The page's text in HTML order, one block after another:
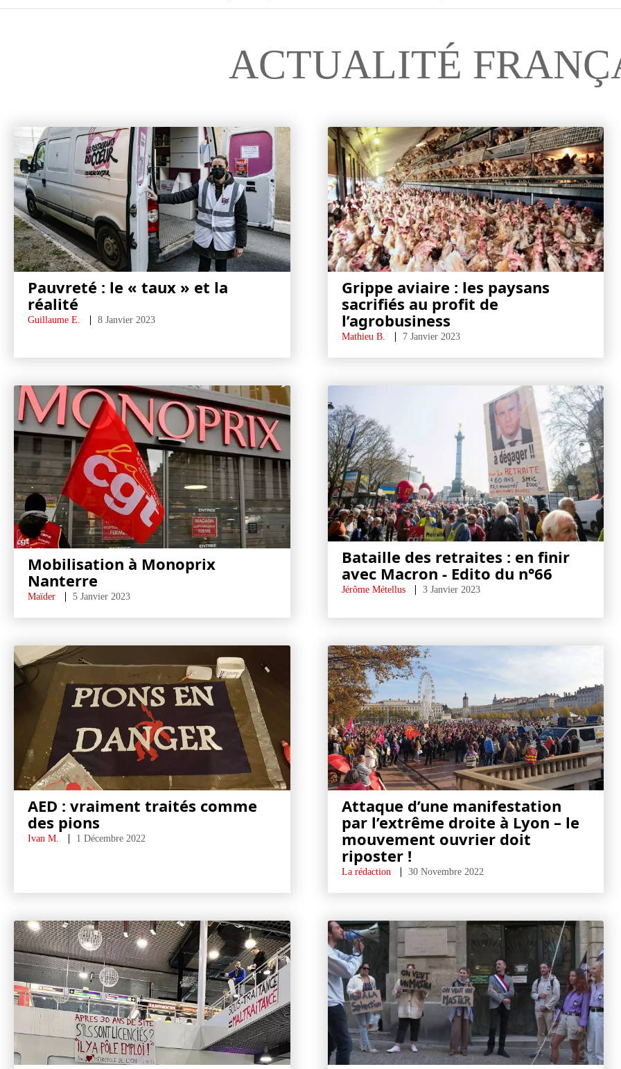
ACTUALITÉ
Pauvreté : le « taux » et la
réalité
Guillaume E. 8 Janvier 2023
Grippe aviaire : les paysans
sacrifiés au profit de
l’agrobusiness
Mathieu B. 7 Janvier 2023
Mobilisation à Monoprix
Nanterre
Maïder 5 Janvier 2023
Bataille des retraites : en finir
avec Macron - Edito du n°66
Jérôme Métellus 3 Janvier 2023
AED : vraiment traités comme
des pions
Ivan M. 1 Décembre 2022
Attaque d’une manifestation
par l’extrême droite à Lyon – le
mouvement ouvrier doit
riposter !
La rédaction 30 Novembre 2022